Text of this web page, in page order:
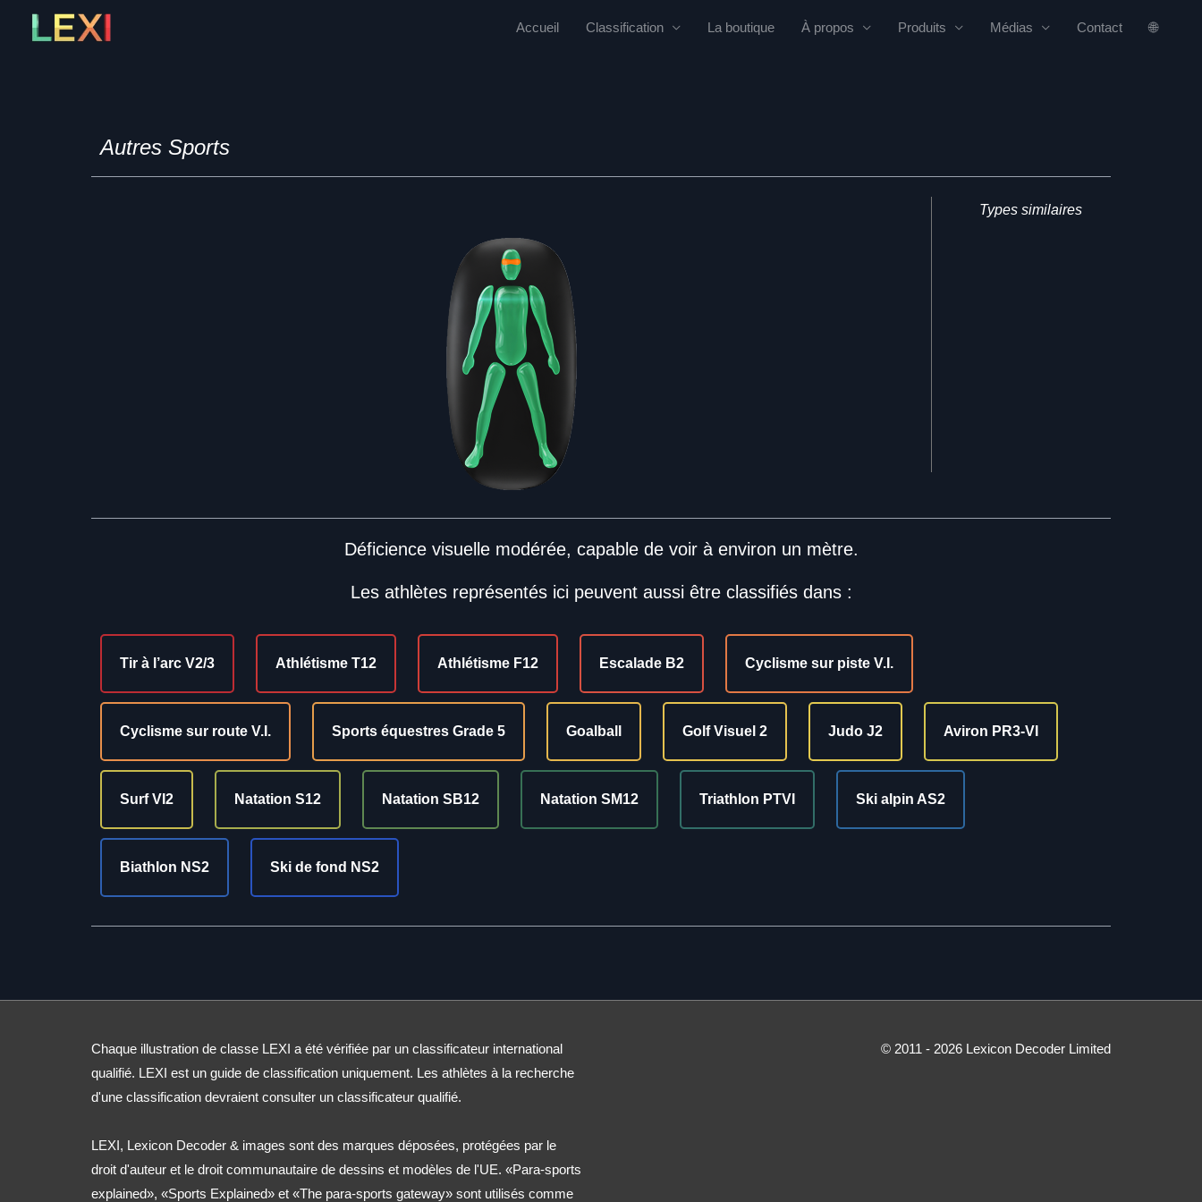
Accueil Classification La boutique À propos Produits Médias Contact 🌐
Autres Sports
Types similaires
Déficience visuelle modérée, capable de voir à environ un mètre.
Les athlètes représentés ici peuvent aussi être classifiés dans :
Tir à l’arc V2/3 Athlétisme T12 Athlétisme F12 Escalade B2 Cyclisme sur piste V.I.
Cyclisme sur route V.I. Sports équestres Grade 5 Goalball Golf Visuel 2 Judo J2 Aviron PR3-VI
Surf VI2 Natation S12 Natation SB12 Natation SM12 Triathlon PTVI Ski alpin AS2
Biathlon NS2 Ski de fond NS2
Chaque illustration de classe LEXI a été vérifiée par un classificateur international
qualifié. LEXI est un guide de classification uniquement. Les athlètes à la recherche
d'une classification devraient consulter un classificateur qualifié.
LEXI, Lexicon Decoder & images sont des marques déposées, protégées par le
droit d'auteur et le droit communautaire de dessins et modèles de l'UE. «Para-sports
explained», «Sports Explained» et «The para-sports gateway» sont utilisés comme
© 2011 - 2026 Lexicon Decoder Limited